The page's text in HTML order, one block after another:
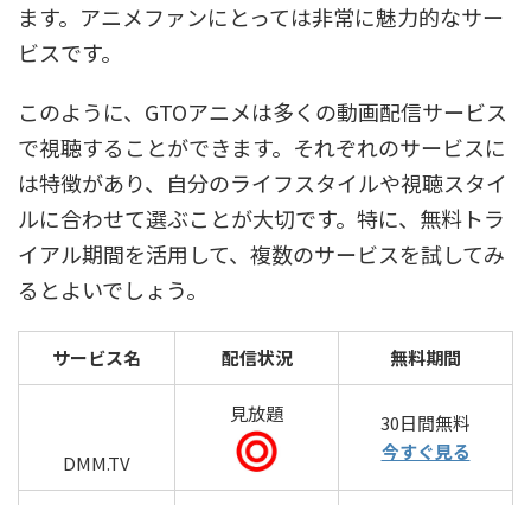
ます。アニメファンにとっては非常に魅力的なサー
ビスです。
このように、GTOアニメは多くの動画配信サービス
で視聴することができます。それぞれのサービスに
は特徴があり、自分のライフスタイルや視聴スタイ
ルに合わせて選ぶことが大切です。特に、無料トラ
イアル期間を活用して、複数のサービスを試してみ
るとよいでしょう。
サービス名 配信状況 無料期間
DMM.TV
見放題
30日間無料
今すぐ見る